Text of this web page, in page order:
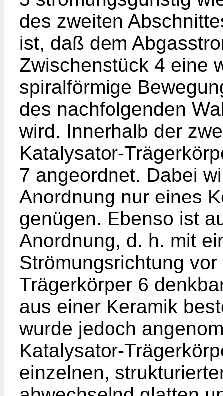
des zweiten
ist, daß dem
Zwischenstück 4 eine
spiralförmige
des nachfolgenden
wird. Innerhalb der
Katalysator-
7 angeordnet. Dabei
Anordnung nur eines
genügen. Ebenso ist
Anordnung, d. h. mit
Strömungsrichtung
Trägerkörper 6
aus einer Keramik
wurde jedoch
Katalysator-
einzelnen,